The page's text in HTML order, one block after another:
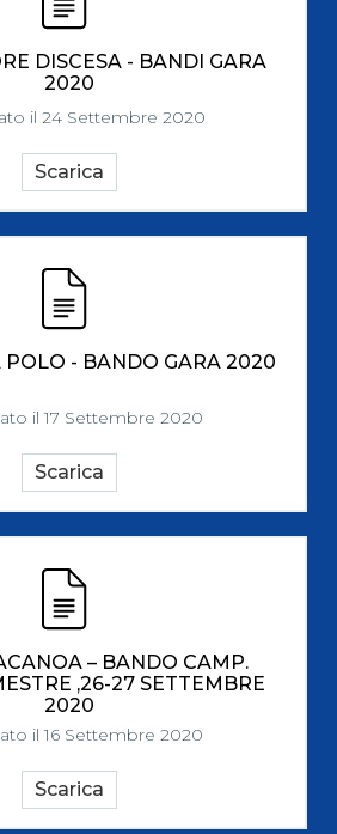
DISCESA - BANDI GARA
2020
il 24 Settembre 2020
Scarica
- BANDO GARA 2020
il 17 Settembre 2020
Scarica
– BANDO CAMP.
,26-27 SETTEMBRE
2020
il 16 Settembre 2020
Scarica